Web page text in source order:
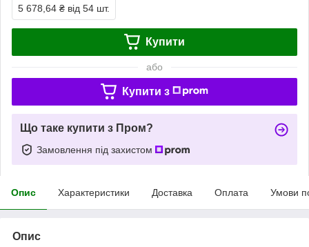
5 678,64 ₴ від 54 шт.
Купити
або
Купити з
Що таке купити з Пром?
Замовлення під захистом
Опис Характеристики Доставка Оплата Умови
Опис